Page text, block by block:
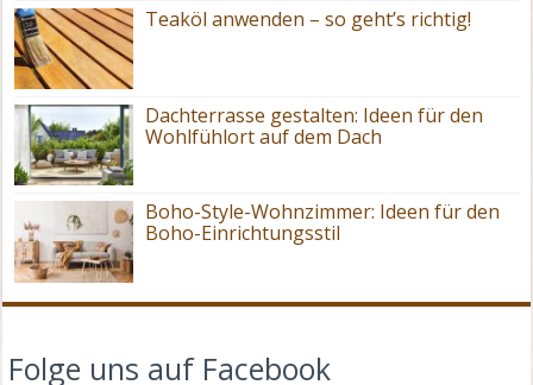
Teaköl anwenden – so geht’s richtig!
Dachterrasse gestalten: Ideen für den
Wohlfühlort auf dem Dach
Boho-Style-Wohnzimmer: Ideen für den
Boho-Einrichtungsstil
Folge uns auf Facebook